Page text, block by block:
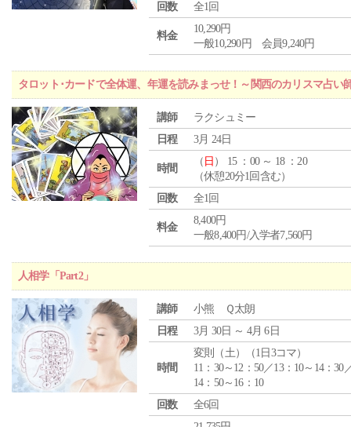
回数
全1回
料金
10,290円
一般10,290円 会員9,240円
タロット･カードで全体運、年運を読みまっせ！～関西のカリスマ占い
講師
ラクシュミー
日程
3月 24日
時間
（ 日 ） 15 ：00 ～ 18 ：20
（休憩20分1回含む）
回数
全1回
料金
8,400円
一般8,400円/入学者7,560円
人相学「Part2」
講師
小熊 Ｑ太朗
日程
3月 30日 ～ 4月 6日
時間
変則（土）（1日3コマ）
11：30～12：50／13：10～14：30
14：50～16：10
回数
全6回